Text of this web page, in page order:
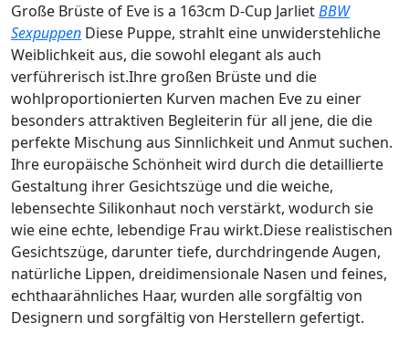
Große Brüste of Eve is a 163cm D-Cup JarlietBBW
Sexpuppen Diese Puppe, strahlt eine unwiderstehliche
Weiblichkeit aus, die sowohl elegant als auch
verführerisch ist.Ihre großen Brüste und die
wohlproportionierten Kurven machen Eve zu einer
besonders attraktiven Begleiterin für all jene, die die
perfekte Mischung aus Sinnlichkeit und Anmut suchen.
Ihre europäische Schönheit wird durch die detaillierte
Gestaltung ihrer Gesichtszüge und die weiche,
lebensechte Silikonhaut noch verstärkt, wodurch sie
wie eine echte, lebendige Frau wirkt.Diese realistischen
Gesichtszüge, darunter tiefe, durchdringende Augen,
natürliche Lippen, dreidimensionale Nasen und feines,
echthaarähnliches Haar, wurden alle sorgfältig von
Designern und sorgfältig von Herstellern gefertigt.